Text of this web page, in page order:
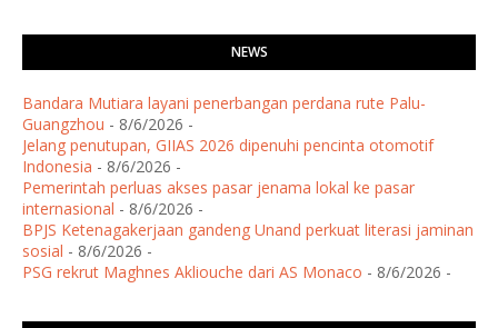
NEWS
Bandara Mutiara layani penerbangan perdana rute Palu-
Guangzhou - 8/6/2026 -
Jelang penutupan, GIIAS 2026 dipenuhi pencinta otomotif
Indonesia - 8/6/2026 -
Pemerintah perluas akses pasar jenama lokal ke pasar
internasional - 8/6/2026 -
BPJS Ketenagakerjaan gandeng Unand perkuat literasi jaminan
sosial - 8/6/2026 -
PSG rekrut Maghnes Akliouche dari AS Monaco - 8/6/2026 -